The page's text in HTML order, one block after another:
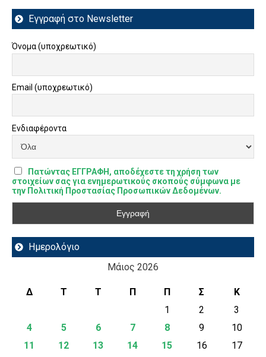
Εγγραφή στο Newsletter
Όνομα (υποχρεωτικό)
Email (υποχρεωτικό)
Ενδιαφέροντα
Πατώντας ΕΓΓΡΑΦΗ, αποδέχεστε τη χρήση των
στοιχείων σας για ενημερωτικούς σκοπούς σύμφωνα με
την Πολιτική Προστασίας Προσωπικών Δεδομένων.
Ημερολόγιο
Μάιος 2026
Δ Τ Τ Π Π Σ
Κ
1
2
3
4
5 6 7 8 9
10
11
12 13 14 15 16
17